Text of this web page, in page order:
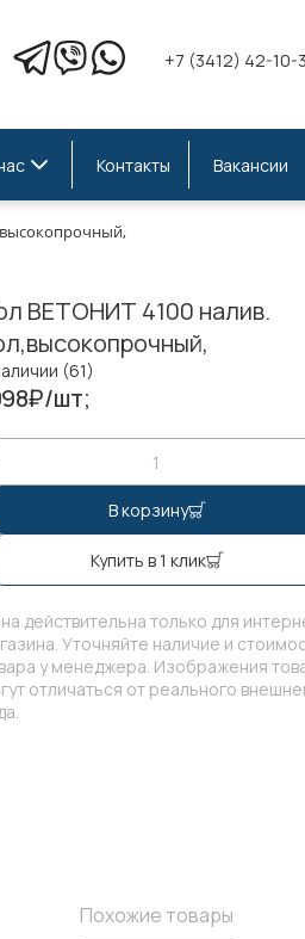
+7 (3412) 42-10-
Контакты Вакансии
ВЕТОНИТ 4100 налив.
(61)
шт;
В корзину
Купить в 1 клик
действительна только для
Уточняйте наличие и
у менеджера. Изображения
отличаться от реального
Похожие товары